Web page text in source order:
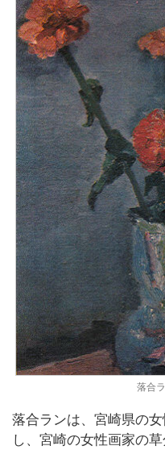
落合
落合ランは、宮崎県の
し、宮崎の女性画家の